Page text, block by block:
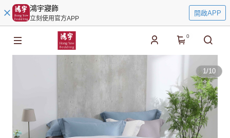
鴻宇寢飾
立刻使用官方APP
開啟APP
0
1/10